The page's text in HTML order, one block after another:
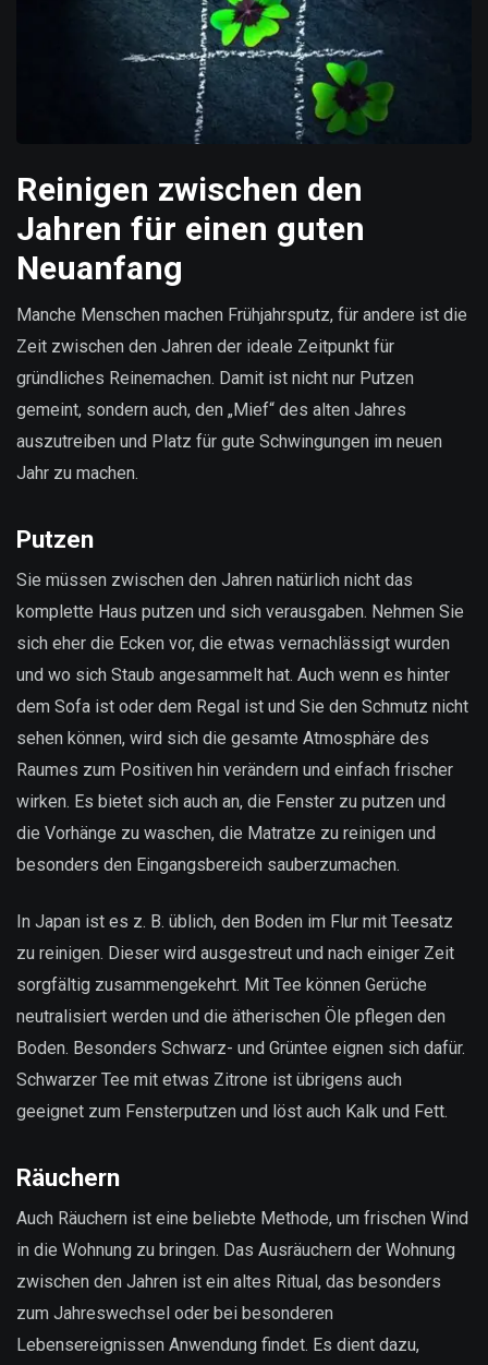
Reinigen zwischen den
Jahren für einen guten
Neuanfang
Manche Menschen machen Frühjahrsputz, für andere ist die
Zeit zwischen den Jahren der ideale Zeitpunkt für
gründliches Reinemachen. Damit ist nicht nur Putzen
gemeint, sondern auch, den „Mief“ des alten Jahres
auszutreiben und Platz für gute Schwingungen im neuen
Jahr zu machen.
Putzen
Sie müssen zwischen den Jahren natürlich nicht das
komplette Haus putzen und sich verausgaben. Nehmen Sie
sich eher die Ecken vor, die etwas vernachlässigt wurden
und wo sich Staub angesammelt hat. Auch wenn es hinter
dem Sofa ist oder dem Regal ist und Sie den Schmutz nicht
sehen können, wird sich die gesamte Atmosphäre des
Raumes zum Positiven hin verändern und einfach frischer
wirken. Es bietet sich auch an, die Fenster zu putzen und
die Vorhänge zu waschen, die Matratze zu reinigen und
besonders den Eingangsbereich sauberzumachen.
In Japan ist es z. B. üblich, den Boden im Flur mit Teesatz
zu reinigen. Dieser wird ausgestreut und nach einiger Zeit
sorgfältig zusammengekehrt. Mit Tee können Gerüche
neutralisiert werden und die ätherischen Öle pflegen den
Boden. Besonders Schwarz- und Grüntee eignen sich dafür.
Schwarzer Tee mit etwas Zitrone ist übrigens auch
geeignet zum Fensterputzen und löst auch Kalk und Fett.
Räuchern
Auch Räuchern ist eine beliebte Methode, um frischen Wind
in die Wohnung zu bringen. Das Ausräuchern der Wohnung
zwischen den Jahren ist ein altes Ritual, das besonders
zum Jahreswechsel oder bei besonderen
Lebensereignissen Anwendung findet. Es dient dazu,